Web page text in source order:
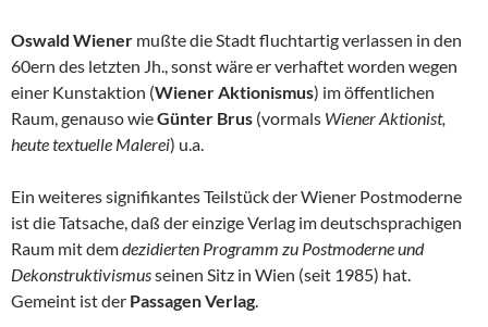
Oswald Wiener mußte die Stadt fluchtartig verlassen in den
60ern des letzten Jh., sonst wäre er verhaftet worden wegen
einer Kunstaktion (Wiener Aktionismus) im öffentlichen
Raum, genauso wieGünter Brus (vormals Wiener Aktionist,
heute textuelle Malerei) u.a.
Ein weiteres signifikantes Teilstück der Wiener Postmoderne
ist die Tatsache, daß der einzige Verlag im deutschsprachigen
Raum mit demdezidierten Programm zu Postmoderne und
Dekonstruktivismusseinen Sitz in Wien (seit 1985) hat.
Gemeint ist der Passagen Verlag.